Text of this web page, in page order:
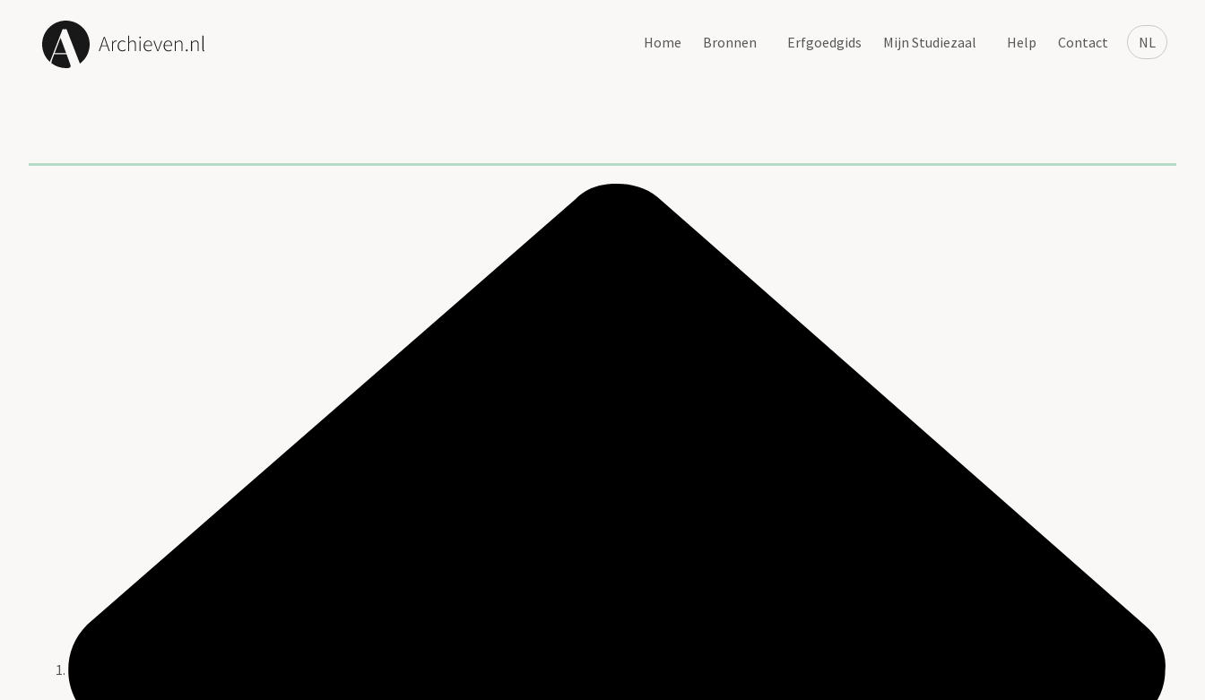
NL
Home Bronnen Erfgoedgids Mijn Studiezaal Help Contact